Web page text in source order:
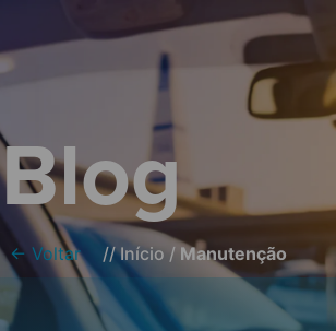
Blog
← Voltar //Início / Manutenção